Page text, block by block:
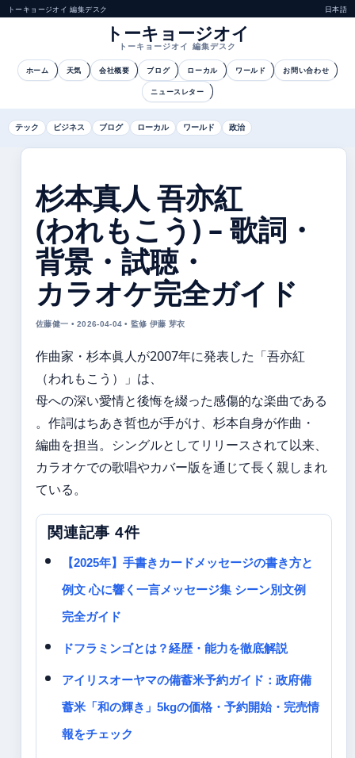
トーキョージオイ 編集デスク 日本語
トーキョージオイ
トーキョージオイ 編集デスク
ホーム 天気 会社概要 ブログ ローカル ワールド お問い合わせ
ニュースレター
テック ビジネス ブログ ローカル ワールド 政治
杉本真人 吾亦紅
(われもこう) – 歌詞・
背景・試聴・
カラオケ完全ガイド
佐藤健一 • 2026-04-04 • 監修 伊藤 芽衣
作曲家・杉本眞人が2007年に発表した「吾亦紅
（われもこう）」は、
母への深い愛情と後悔を綴った感傷的な楽曲である
。作詞はちあき哲也が手がけ、杉本自身が作曲・
編曲を担当。シングルとしてリリースされて以来、
カラオケでの歌唱やカバー版を通じて長く親しまれ
ている。
関連記事 4件
【2025年】手書きカードメッセージの書き方と
例文 心に響く一言メッセージ集 シーン別文例
完全ガイド
ドフラミンゴとは？経歴・能力を徹底解説
アイリスオーヤマの備蓄米予約ガイド：政府備
蓄米「和の輝き」5kgの価格・予約開始・完売情
報をチェック